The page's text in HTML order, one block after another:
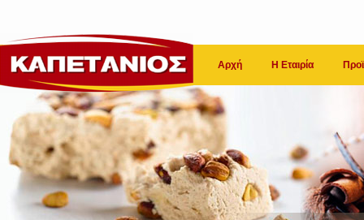
Αρχή Η Εταιρία